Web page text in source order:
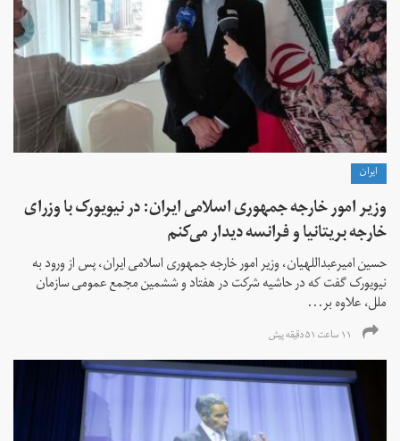
ايران
وزیر امور خارجه جمهوری اسلامی ایران: در نیویورک با وزرای
خارجه بریتانیا و فرانسه دیدار می‌کنم
حسین امیرعبداللهیان، وزیر امور خارجه جمهوری اسلامی ایران، پس از ورود به
نیویورک گفت که در حاشیه شرکت در هفتاد و ششمین مجمع عمومی سازمان
ملل، علاوه بر...
۱۱ ساعت ۵۱ دقیقه پیش